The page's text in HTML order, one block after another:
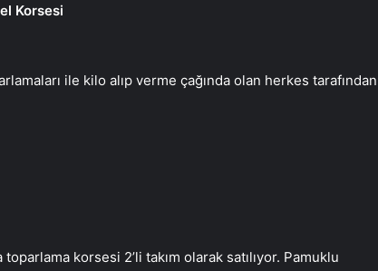
Korsesi
ile kilo alıp verme çağında olan herkes tarafından
korsesi 2’li takım olarak satılıyor. Pamuklu